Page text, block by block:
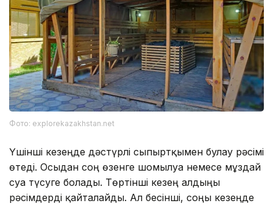
Фото: explorekazakhstan.net
Үшінші кезеңде дәстүрлі сыпыртқымен булау рәсімі
өтеді. Осыдан соң өзенге шомылуға немесе мұздай
суға түсуге болады. Төртінші кезең алдыңғы
рәсімдерді қайталайды. Ал бесінші, соңғы кезеңде